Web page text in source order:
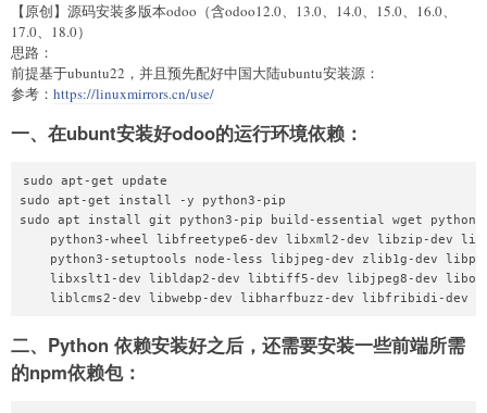
【原创】源码安装多版本odoo（含odoo12.0、13.0、14.0、15.0、16.0、
17.0、18.0）
思路：
前提基于ubuntu22，并且预先配好中国大陆ubuntu安装源：
参考： https://linuxmirrors.cn/use/
一、在ubunt安装好odoo的运行环境依赖：
sudo apt-get update
sudo apt-get install -y python3-pip
sudo apt install git python3-pip build-essential wget
python3-wheel libfreetype6-dev libxml2-dev libzip-dev
python3-setuptools node-less libjpeg-dev zlib1g-dev
libxslt1-dev libldap2-dev libtiff5-dev libjpeg8-dev
二、Python 依赖安装好之后，还需要安装一些前端所需
的npm依赖包：